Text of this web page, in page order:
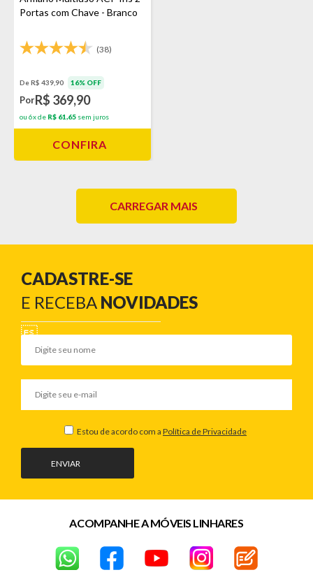
Portas com Chave - Branco
(38)
De R$ 439,90 16% OFF
PorR$ 369,90
ou 6x de R$ 61,65 sem juros
CONFIRA
CARREGAR MAIS
CADASTRE-SE
E RECEBA NOVIDADES
ENVIAR
Estou de acordo com a Política de Privacidade
ACOMPANHE A MÓVEIS LINHARES